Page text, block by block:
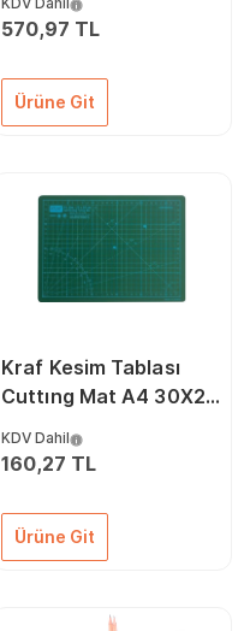
570,97 TL
Ürüne Git
Kraf Kesim Tablası
Cuttıng Mat A4 30X22
KDV Dahil
160,27 TL
Ürüne Git